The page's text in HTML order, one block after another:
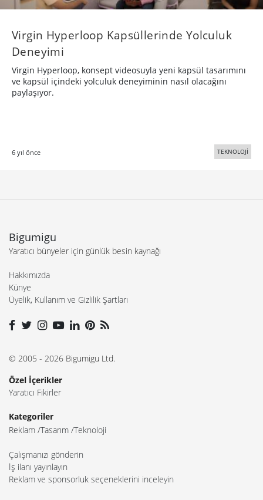
Virgin Hyperloop Kapsüllerinde Yolculuk
Deneyimi
Virgin Hyperloop, konsept videosuyla yeni kapsül tasarımını
ve kapsül içindeki yolculuk deneyiminin nasıl olacağını
paylaşıyor.
6 yıl önce TEKNOLOJİ
Bigumigu
Yaratıcı bünyeler için günlük besin kaynağı
Hakkımızda
Künye
Üyelik, Kullanım ve Gizlilik Şartları
© 2005 - 2026 Bigumigu Ltd.
Özel İçerikler
Yaratıcı Fikirler
Kategoriler
Reklam Tasarım Teknoloji
Çalışmanızı gönderin
İş ilanı yayınlayın
Reklam ve sponsorluk seçeneklerini inceleyin